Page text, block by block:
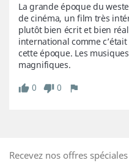
La grande époque du
de cinéma, un film très
plutôt bien écrit et bien
international comme
cette époque. Les
magnifiques.
0
0
Recevez nos offres spéciales